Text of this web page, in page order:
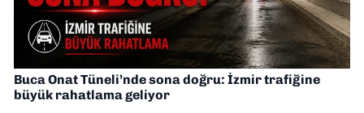
Buca Onat Tüneli’nde sona doğru: İzmir trafiğine
büyük rahatlama geliyor